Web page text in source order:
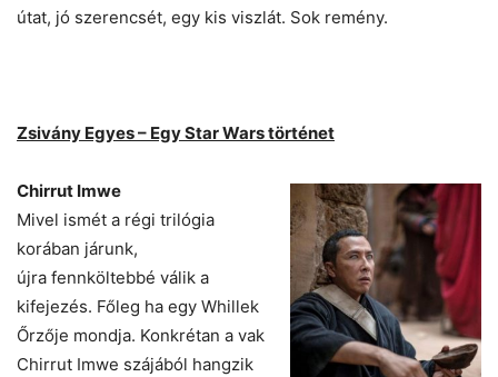
útat, jó szerencsét, egy kis viszlát. Sok remény.
Zsivány Egyes – Egy Star Wars történet
Chirrut Imwe
Mivel ismét a régi trilógia
korában járunk,
újra fennköltebbé válik a
kifejezés. Főleg ha egy Whillek
Őrzője mondja. Konkrétan a vak
Chirrut Imwe szájából hangzik